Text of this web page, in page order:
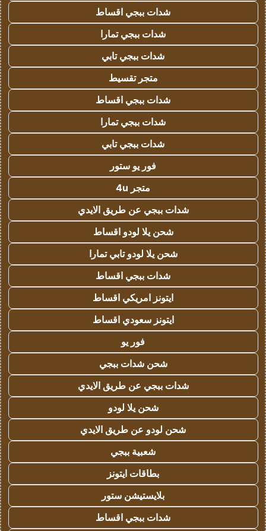
شدات ببجي اقساط
شدات ببجي تمارا
شدات ببجي تابي
متجر تقسيط
شدات ببجي اقساط
شدات ببجي تمارا
شدات ببجي تابي
فور يو ستور
متجر 4u
شدات ببجي عن طريق الايدي
شحن يلا لودو اقساط
شحن يلا لودو تابي تمارا
شدات ببجي اقساط
ايتونز امريكي اقساط
ايتونز سعودي اقساط
فور يو
شحن شدات ببجي
شدات ببجي عن طريق الايدي
شحن يلا لودو
شحن لودو عن طريق الايدي
شعبية ببجي
بطاقات ايتونز
بلايستيشن ستور
شدات ببجي اقساط